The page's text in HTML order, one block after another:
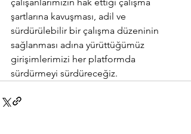
şartlarına kavuşması, adil ve
sürdürülebilir bir çalışma düzeninin
sağlanması adına yürüttüğümüz
girişimlerimizi her platformda
sürdürmeyi sürdüreceğiz.